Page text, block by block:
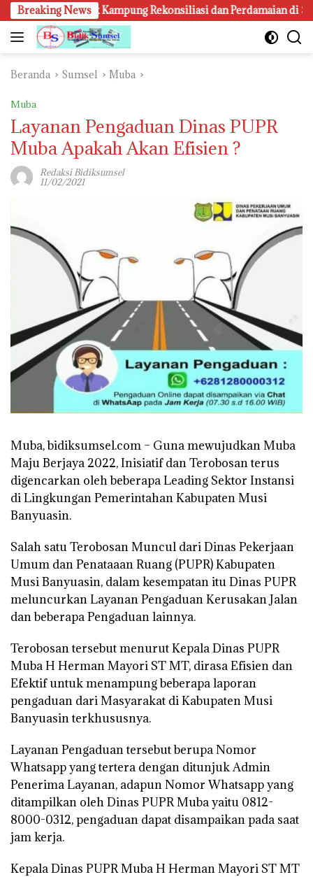
Langsung
ke
konten
Breaking News
Bentuk Kampung Rekonsiliasi dan Perdamaian di Seluruh
Beranda Sumsel Muba
Muba
Layanan Pengaduan Dinas PUPR
Muba Apakah Akan Efisien ?
Redaksi Bidiksumsel
11/02/2021
Muba, bidiksumsel.com – Guna mewujudkan Muba
Maju Berjaya 2022, Inisiatif dan Terobosan terus
digencarkan oleh beberapa Leading Sektor Instansi
di Lingkungan Pemerintahan Kabupaten Musi
Banyuasin.
Salah satu Terobosan Muncul dari Dinas Pekerjaan
Umum dan Penataaan Ruang (PUPR) Kabupaten
Musi Banyuasin, dalam kesempatan itu Dinas PUPR
meluncurkan Layanan Pengaduan Kerusakan Jalan
dan beberapa Pengaduan lainnya.
Terobosan tersebut menurut Kepala Dinas PUPR
Muba H Herman Mayori ST MT, dirasa Efisien dan
Efektif untuk menampung beberapa laporan
pengaduan dari Masyarakat di Kabupaten Musi
Banyuasin terkhususnya.
Layanan Pengaduan tersebut berupa Nomor
Whatsapp yang tertera dengan ditunjuk Admin
Penerima Layanan, adapun Nomor Whatsapp yang
ditampilkan oleh Dinas PUPR Muba yaitu 0812-
8000-0312, pengaduan dapat disampaikan pada saat
jam kerja.
Kepala Dinas PUPR Muba H Herman Mayori ST MT